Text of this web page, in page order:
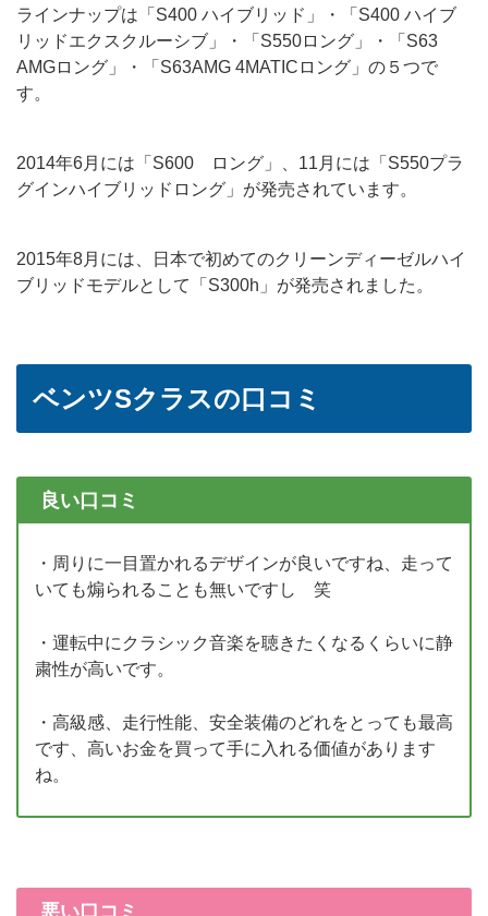
ラインナップは「S400 ハイブリッド」・「S400 ハイブ
リッドエクスクルーシブ」・「S550ロング」・「S63
AMGロング」・「S63AMG 4MATICロング」の５つで
す。
2014年6月には「S600 ロング」、11月には「S550プラ
グインハイブリッドロング」が発売されています。
2015年8月には、日本で初めてのクリーンディーゼルハイ
ブリッドモデルとして「S300h」が発売されました。
ベンツSクラスの口コミ
良い口コミ
・周りに一目置かれるデザインが良いですね、走って
いても煽られることも無いですし 笑
・運転中にクラシック音楽を聴きたくなるくらいに静
粛性が高いです。
・高級感、走行性能、安全装備のどれをとっても最高
です、高いお金を買って手に入れる価値があります
ね。